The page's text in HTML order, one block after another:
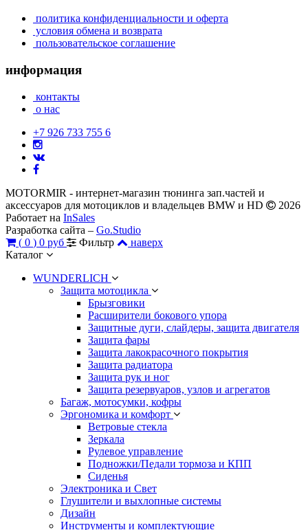
политика конфиденциальности и оферта
условия обмена и возврата
пользовательское соглашение
информация
контакты
о нас
+7 926 733 755 6
MOTORMIR - интернет-магазин тюнинга зап.частей и
аксессуаров для мотоциклов и владельцев BMW и HD
2026
Работает на InSales
Разработка сайта – Go.Studio
( 0 ) 0 руб Фильтр
наверх
Каталог
WUNDERLICH
Защита мотоцикла
Брызговики
Расширители бокового упора
Защитные дуги, слайдеры, защита двигателя
Защита фары
Защита лакокрасочного покрытия
Защита радиатора
Защита рук и ног
Защита резервуаров, узлов и агрегатов
Багаж, мотосумки, кофры
Эргономика и комфорт
Ветровые стекла
Зеркала
Рулевое управление
Подножки/Педали тормоза и КПП
Сиденья
Электроника и Свет
Глушители и выхлопные системы
Дизайн
Инструменты и комплектующие